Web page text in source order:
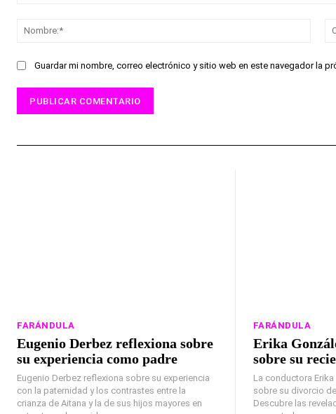
Guardar mi nombre, correo electrónico y sitio web en este navegador la
FARÁNDULA
Eugenio Derbez reflexiona sobre
su experiencia como padre
Eugenio Derbez reflexiona sobre su experiencia
con la paternidad y los contrastes entre la
crianza de Aitana y la de sus hijos mayores en
FARÁNDULA
Erika
sobre su
La conductora
sobre su divorcio
Descubre las